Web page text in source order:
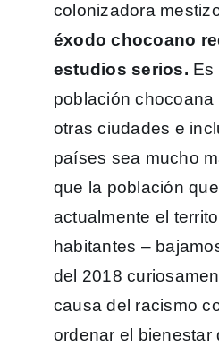
colonizadora
éxodo chocoano
estudios serios. Es
población chocoana
otras ciudades e
países sea mucho
que la población
actualmente el
habitantes –
del 2018
causa del racismo
ordenar el bienestar